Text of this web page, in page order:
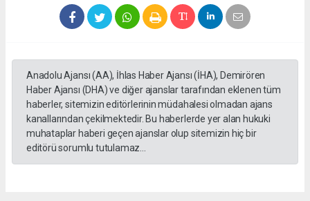
Anadolu Ajansı (AA), İhlas Haber Ajansı (İHA), Demirören
Haber Ajansı (DHA) ve diğer ajanslar tarafından eklenen tüm
haberler, sitemizin editörlerinin müdahalesi olmadan ajans
kanallarından çekilmektedir. Bu haberlerde yer alan hukuki
muhataplar haberi geçen ajanslar olup sitemizin hiç bir
editörü sorumlu tutulamaz...